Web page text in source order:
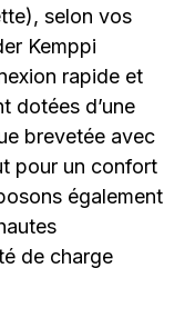
selon vos
Kemppi
rapide et
dotées d’une
brevetée avec
pour un confort
également
de charge